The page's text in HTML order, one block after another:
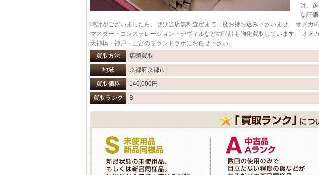
は、
な評
時計がございましたら、ぜひ当店無料査定まで一度お持ち込み下さいませ。 オメガ
マスター・コンステレーション・デヴィルなどの時計も強化買取しています。 オメ
天神橋・神戸・三宮のブランドラボにお任せ下さい。
買取方法
店頭買取
地域
京都府京都市
買取価格
140,000円
買取ランク
B